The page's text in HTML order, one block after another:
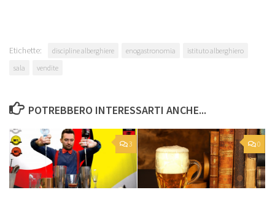
Etichette: discipline alberghiere enogastronomia
istituto alberghiero
sala
vendite
POTREBBERO INTERESSARTI ANCHE...
3 0